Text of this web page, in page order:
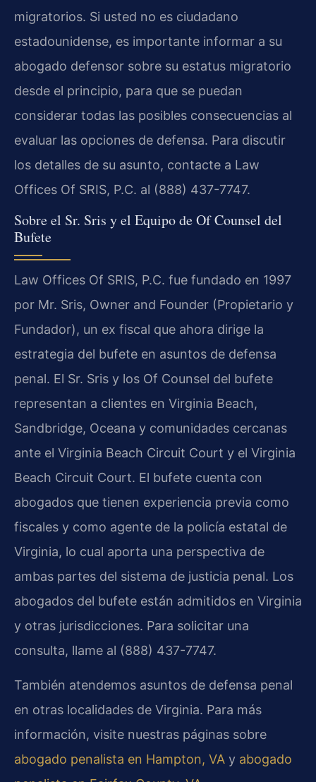
migratorios. Si usted no es ciudadano
estadounidense, es importante informar a su
abogado defensor sobre su estatus migratorio
desde el principio, para que se puedan
considerar todas las posibles consecuencias al
evaluar las opciones de defensa. Para discutir
los detalles de su asunto, contacte a Law
Offices Of SRIS, P.C. al (888) 437-7747.
Sobre el Sr. Sris y el Equipo de Of Counsel del
Bufete
Law Offices Of SRIS, P.C. fue fundado en 1997
por Mr. Sris, Owner and Founder (Propietario y
Fundador), un ex fiscal que ahora dirige la
estrategia del bufete en asuntos de defensa
penal. El Sr. Sris y los Of Counsel del bufete
representan a clientes en Virginia Beach,
Sandbridge, Oceana y comunidades cercanas
ante el Virginia Beach Circuit Court y el Virginia
Beach Circuit Court. El bufete cuenta con
abogados que tienen experiencia previa como
fiscales y como agente de la policía estatal de
Virginia, lo cual aporta una perspectiva de
ambas partes del sistema de justicia penal. Los
abogados del bufete están admitidos en Virginia
y otras jurisdicciones. Para solicitar una
consulta, llame al (888) 437-7747.
También atendemos asuntos de defensa penal
en otras localidades de Virginia. Para más
información, visite nuestras páginas sobre
abogado penalista en Hampton, VA y abogado